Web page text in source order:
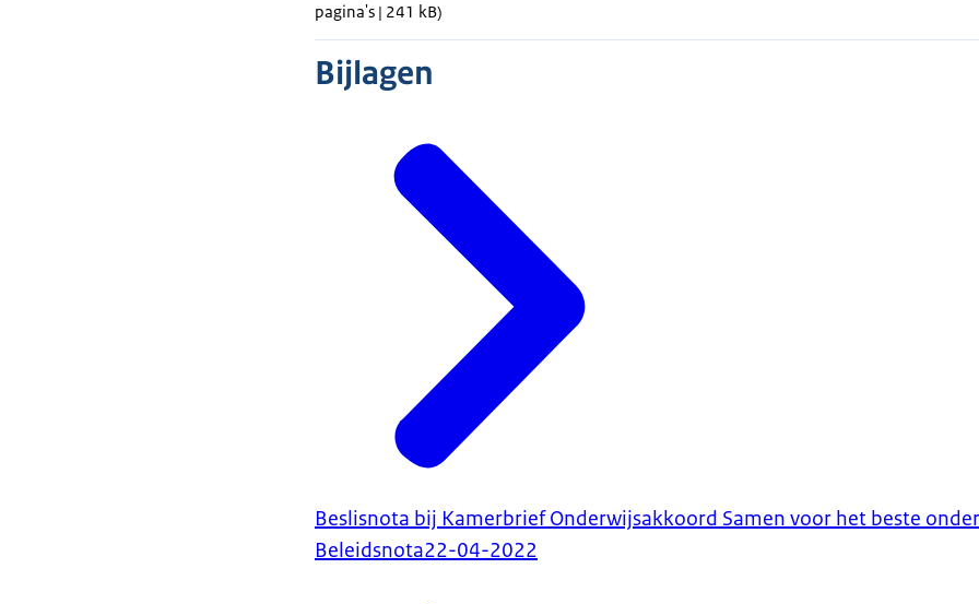
pagina's | 241 kB)
Bijlagen
Beslisnota bij Kamerbrief Onderwijsakkoord Samen voor het beste
Beleidsnota22-04-2022